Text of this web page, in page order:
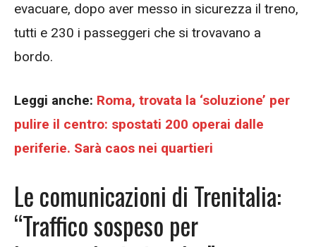
evacuare, dopo aver messo in sicurezza il treno,
tutti e 230 i passeggeri che si trovavano a
bordo.
Leggi anche: Roma, trovata la ‘soluzione’ per
pulire il centro: spostati 200 operai dalle
periferie. Sarà caos nei quartieri
Le comunicazioni di Trenitalia:
“Traffico sospeso per